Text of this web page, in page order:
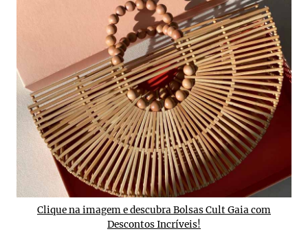
Clique na imagem e descubra Bolsas Cult Gaia com
Descontos Incríveis!